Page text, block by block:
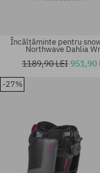
Mărimi existente:
Încălțăminte pentru
Northwave Dahlia
1189,90 LEI951,90
-27%